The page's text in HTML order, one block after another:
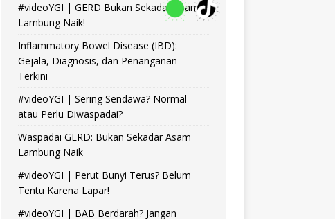
#videoYGI | GERD Bukan Sekadar Asam
Lambung Naik!
Inflammatory Bowel Disease (IBD):
Gejala, Diagnosis, dan Penanganan
Terkini
#videoYGI | Sering Sendawa? Normal
atau Perlu Diwaspadai?
Waspadai GERD: Bukan Sekadar Asam
Lambung Naik
#videoYGI | Perut Bunyi Terus? Belum
Tentu Karena Lapar!
#videoYGI | BAB Berdarah? Jangan